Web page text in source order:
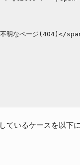
ているケースを以下